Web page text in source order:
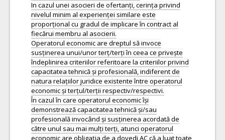
In cazul unei asocieri de ofertanți, cerința privind
nivelul minim al experienței similare este
proporțional cu gradul de implicare în contract al
fiecărui membru al asocierii.
Operatorul economic are dreptul să invoce
susținerea unui/unor terț/terți în ceea ce privește
îndeplinirea criteriilor referitoare la criteriilor privind
capacitatea tehnică și profesională, indiferent de
natura relațiilor juridice existente între operatorul
economic și terțul/terții respectiv/respectivi.
În cazul în care operatorul economic își
demonstrează capacitatea tehnică și/sau
profesională invocând și susținerea acordată de
către unul sau mai mulți terți, atunci operatorul
economic are obligația de a dovedi AC că a luat toate